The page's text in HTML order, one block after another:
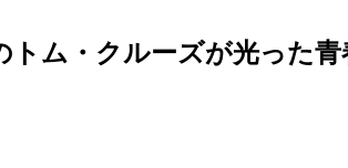
トム・クルーズが光った